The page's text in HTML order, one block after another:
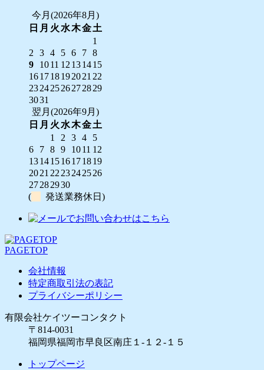
今月(2026年8月)
日 月 火 水木金土
1
2
3 4 5 6 7 8
9
1011 12 131415
161718192021 22
23242526272829
3031
翌月(2026年9月)
日 月 火 水木金土
1
2 3 4
5
6
7 8 9 1011 12
13141516171819
2021 22 23242526
27282930
(
発送業務休日)
PAGETOP
会社情報
特定商取引法の表記
プライバシーポリシー
有限会社ケイツーコンタクト
〒814-0031
福岡県福岡市早良区南庄１-１２-１５
トップページ